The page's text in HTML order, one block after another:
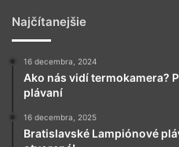
Najčítanejšie
16 decembra, 2024
Ako nás vidí termokamera?
plávaní
16 decembra, 2025
Bratislavské Lampiónové